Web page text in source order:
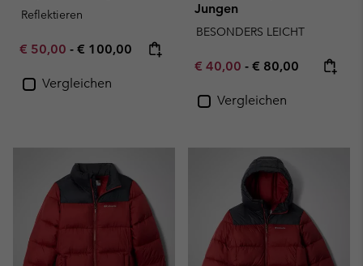
Reflektieren
Minimum sale price:
€ 50,00 - Maximum price:
€ 100,00
Vergleichen
Jungen
BESONDERS LEICHT
Minimum sale price:
€ 40,00 - Maximum price:
€ 80,00
Vergleichen